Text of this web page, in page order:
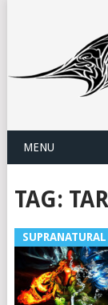
MENU
TAG:
SUPRANATURAL